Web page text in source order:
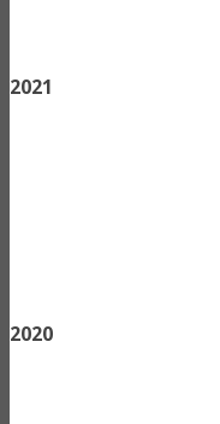
2021
2020